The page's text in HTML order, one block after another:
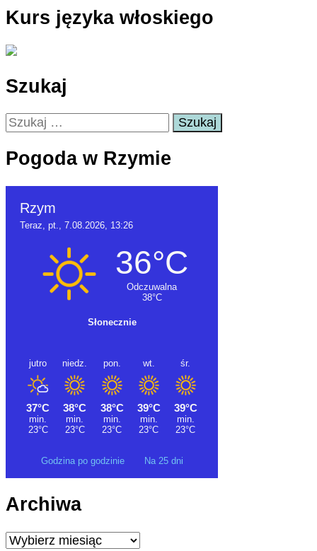
Kurs języka włoskiego
Szukaj
Szukaj:
Pogoda w Rzymie
Godzina po godzinie Na 25 dni
Archiwa
Archiwa